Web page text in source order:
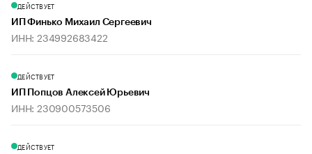
ДЕЙСТВУЕТ
ИП Финько Михаил Сергеевич
ИНН: 234992683422
ДЕЙСТВУЕТ
ИП Попцов Алексей Юрьевич
ИНН: 230900573506
ДЕЙСТВУЕТ